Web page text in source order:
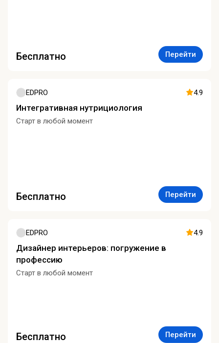
Бесплатно Перейти
EDPRO 4.9
Интегративная нутрициология
Старт в любой момент
Бесплатно Перейти
EDPRO 4.9
Дизайнер интерьеров: погружение в
профессию
Старт в любой момент
Бесплатно Перейти